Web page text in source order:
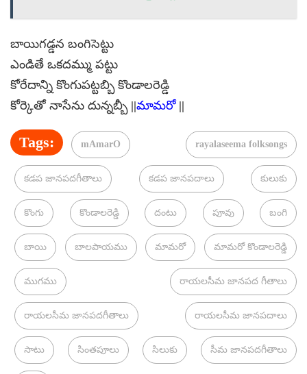
బాయిగడ్డన బంగిసెట్టు
ఎండితే ఒకదమ్ము పట్టు
కోరేదాన్ని కొంగుపట్టబ్బి కొండాలరెడ్డి
కోర్కెతో నాసేను దున్నబ్బీ ||మామరో||
Tags: mAmarO rayalaseema folksongs
కడప జానపదగీతాలు కడప జానపదాలు కులుకు
కొంగు కొండాలరెడ్డి దంటు పూవు బంగి
బాయి బాలపాయము మామరో మామరో కొండాలరెడ్డి
ముగము రాయలసీమ జానపద గీతాలు
రాయలసీమ జానపదగీతాలు రాయలసీమ జానపదాలు
సాటు సింతపూలు సిలుకు సీమ జానపదగీతాలు